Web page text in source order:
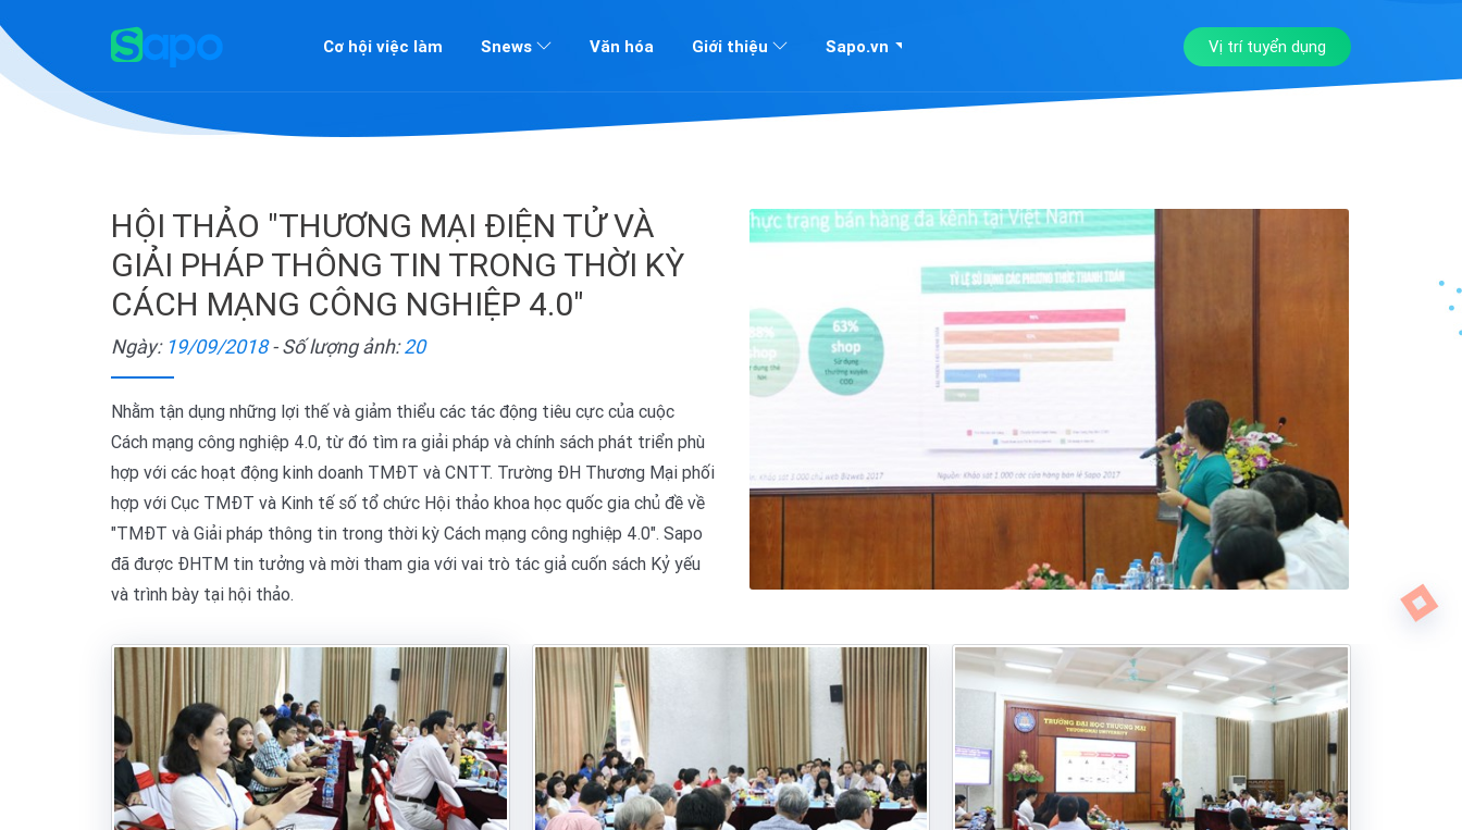
Cơ hội việc làm Snews Văn hóa Giới thiệu Sapo.vn Vị trí tuyển dụng
HỘI THẢO "THƯƠNG MẠI ĐIỆN TỬ VÀ
GIẢI PHÁP THÔNG TIN TRONG THỜI KỲ
CÁCH MẠNG CÔNG NGHIỆP 4.0"
Ngày: 19/09/2018- Số lượng ảnh:20
Nhằm tận dụng những lợi thế và giảm thiểu các tác động tiêu cực của cuộc
Cách mạng công nghiệp 4.0, từ đó tìm ra giải pháp và chính sách phát triển phù
hợp với các hoạt động kinh doanh TMĐT và CNTT. Trường ĐH Thương Mại phối
hợp với Cục TMĐT và Kinh tế số tổ chức Hội thảo khoa học quốc gia chủ đề về
"TMĐT và Giải pháp thông tin trong thời kỳ Cách mạng công nghiệp 4.0". Sapo
đã được ĐHTM tin tưởng và mời tham gia với vai trò tác giả cuốn sách Kỷ yếu
và trình bày tại hội thảo.